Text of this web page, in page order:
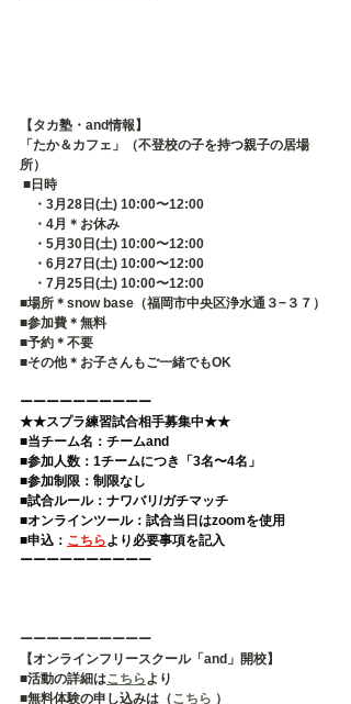
【タカ塾・and情報】
「たか＆カフェ」（不登校の子を持つ親子の居場
所）
■日時
・3月28日(土) 10:00〜12:00
・4月＊お休み
・5月30日(土) 10:00〜12:00
・6月27日(土) 10:00〜12:00
・7月25日(土) 10:00〜12:00
■場所＊snow base（福岡市中央区浄水通３−３７）
■参加費＊無料
■予約＊不要
■その他＊お子さんもご一緒でもOK
ーーーーーーーーーー
★★スプラ練習試合相手募集中★★
■当チーム名：チームand
■参加人数：1チームにつき「3名〜4名」
■参加制限：制限なし
■試合ルール：ナワバリ/ガチマッチ
■オンラインツール：試合当日はzoomを使用
■申込： こちらより必要事項を記入
ーーーーーーーーーー
ーーーーーーーーーー
【オンラインフリースクール「and」開校】
■活動の詳細はこちらより
■無料体験の申し込みは（こちら ）